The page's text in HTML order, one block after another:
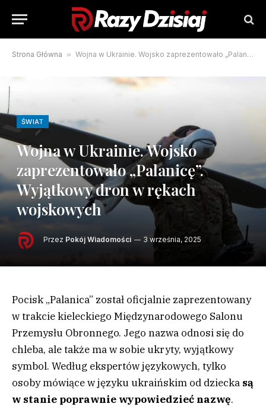
Strona Główna » Wojna w Ukrainie. Wojsko zaprezentowało „Palanicę”. Wyjątkowy dron w rękach wojskowych
ŚWIAT
Wojna w Ukrainie. Wojsko
zaprezentowało „Palanicę”.
Wyjątkowy dron w rękach
wojskowych
Przez Pokój Wiadomości 3 września, 2025
Pocisk „Palanica” został oficjalnie zaprezentowany
w trakcie kieleckiego Międzynarodowego Salonu
Przemysłu Obronnego. Jego nazwa odnosi się do
chleba, ale także ma w sobie ukryty, wyjątkowy
symbol. Według ekspertów językowych, tylko
osoby mówiące w języku ukraińskim od dziecka są
w stanie poprawnie wypowiedzieć nazwę.